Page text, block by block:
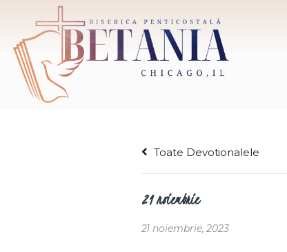
Toate Devotionalele
21 noiembrie
21 noiembrie, 2023